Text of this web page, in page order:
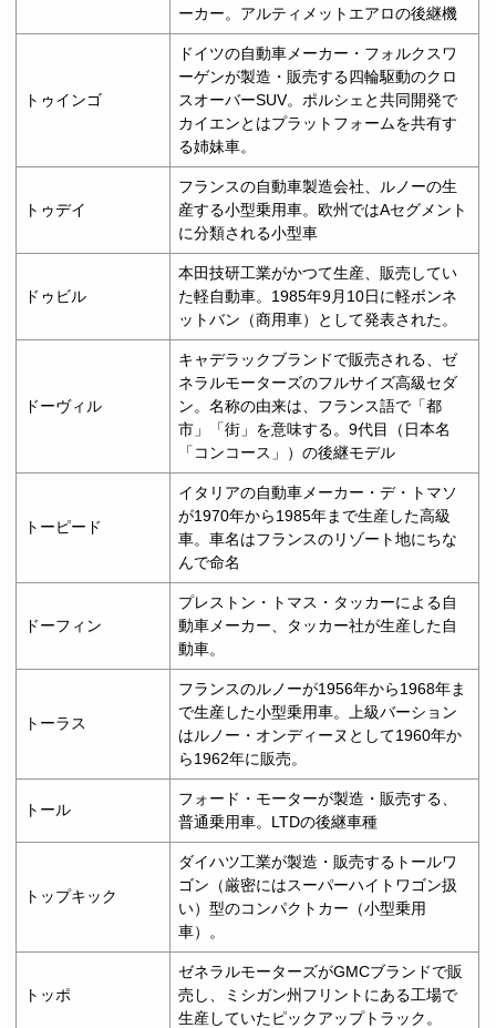
ーカー。アルティメットエアロの後継機
トゥインゴ
ドイツの自動車メーカー・フォルクスワ
ーゲンが製造・販売する四輪駆動のクロ
スオーバーSUV。ポルシェと共同開発で
カイエンとはプラットフォームを共有す
る姉妹車。
トゥデイ
フランスの自動車製造会社、ルノーの生
産する小型乗用車。欧州ではAセグメント
に分類される小型車
ドゥビル
本田技研工業がかつて生産、販売してい
た軽自動車。1985年9月10日に軽ボンネ
ットバン（商用車）として発表された。
ドーヴィル
キャデラックブランドで販売される、ゼ
ネラルモーターズのフルサイズ高級セダ
ン。名称の由来は、フランス語で「都
市」「街」を意味する。9代目（日本名
「コンコース」）の後継モデル
トーピード
イタリアの自動車メーカー・デ・トマソ
が1970年から1985年まで生産した高級
車。車名はフランスのリゾート地にちな
んで命名
ドーフィン
プレストン・トマス・タッカーによる自
動車メーカー、タッカー社が生産した自
動車。
トーラス
フランスのルノーが1956年から1968年ま
で生産した小型乗用車。上級バーション
はルノー・オンディーヌとして1960年か
ら1962年に販売。
トール
フォード・モーターが製造・販売する、
普通乗用車。LTDの後継車種
トップキック
ダイハツ工業が製造・販売するトールワ
ゴン（厳密にはスーパーハイトワゴン扱
い）型のコンパクトカー（小型乗用
車）。
トッポ
ゼネラルモーターズがGMCブランドで販
売し、ミシガン州フリントにある工場で
生産していたピックアップトラック。